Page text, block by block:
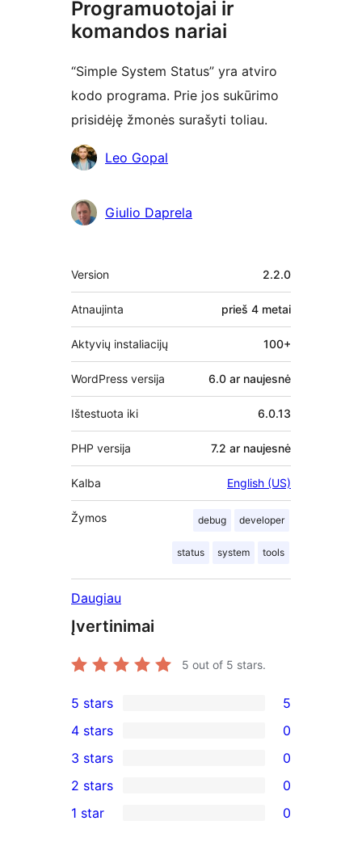
Programuotojai ir
komandos nariai
“Simple System Status” yra atviro
kodo programa. Prie jos sukūrimo
prisidėję žmonės surašyti toliau.
AutoriaiLeo Gopal
Giulio Daprela
Metainformacija
Version 2.2.0
Atnaujinta prieš 4 metai
Aktyvių instaliacijų 100+
WordPress versija 6.0 ar naujesnė
Ištestuota iki 6.0.13
PHP versija 7.2 ar naujesnė
Kalba English (US)
Žymos debug developer
status system tools
Daugiau
Įvertinimai
5 out of 5 stars.
5
5-
star
reviews
5 stars 5
4-
star
reviews
4 stars 0
0
3-
star
3 stars 0
2-
2 stars 0
1 star 0